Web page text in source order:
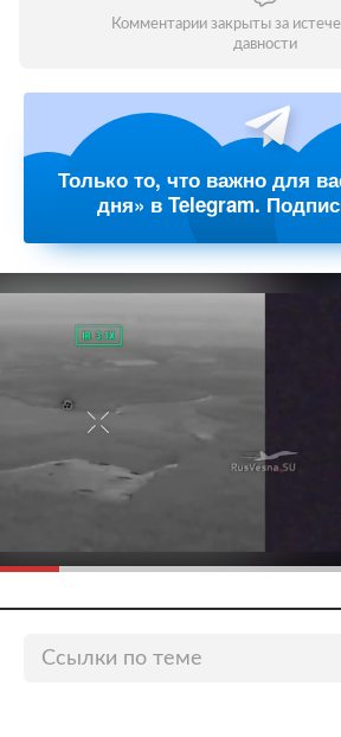
Комментарии закрыты за
давности
Только то, что важно для
дня» в Telegram.
Ссылки по теме